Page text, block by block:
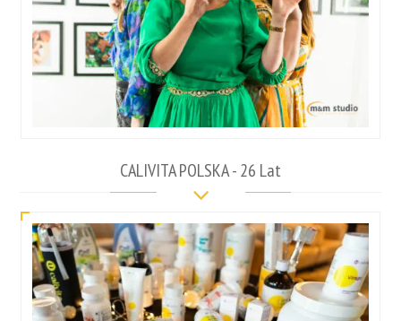
CALIVITA POLSKA - 26 Lat